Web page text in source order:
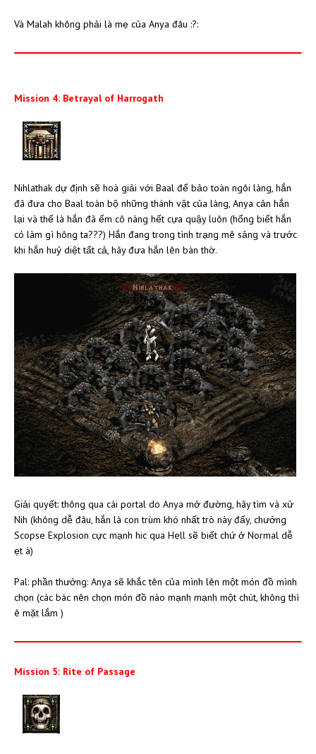
Và Malah không phải là mẹ của Anya đâu :?:
Mission 4: Betrayal of Harrogath
Nihlathak dự định sẽ hoà giải với Baal để bảo toàn ngôi làng, hắn
đã đưa cho Baal toàn bộ những thánh vật của làng, Anya cản hắn
lại và thế là hắn đã ếm cô nàng hết cựa quậy luôn (hổng biết hắn
có làm gì hông ta???) Hắn đang trong tình trạng mê sảng và trước
khi hắn huỷ diệt tất cả, hãy đưa hắn lên bàn thờ.
Giải quyết: thông qua cái portal do Anya mở đường, hãy tìm và xử
Nih (không dễ đâu, hắn là con trùm khó nhất trò này đấy, chưởng
Scopse Explosion cực mạnh hic qua Hell sẽ biết chứ ở Normal dễ
ẹt à)
Pal: phần thưởng: Anya sẽ khắc tên của mình lên một món đồ mình
chọn (các bác nên chọn món đồ nào mạnh mạnh một chút, không thì
ê mặt lắm )
Mission 5: Rite of Passage